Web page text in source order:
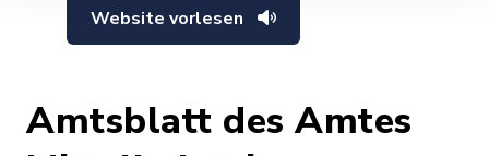
Website vorlesen
Amtsblatt des Amtes